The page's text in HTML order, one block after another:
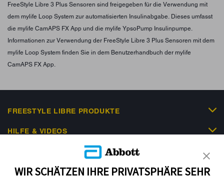
FreeStyle Libre 3 Plus Sensoren sind freigegeben für die Verwendung mit
dem mylife Loop System zur automatisierten Insulinabgabe. Dieses umfasst
die mylife CamAPS FX App und die mylife YpsoPump Insulinpumpe.
Informationen zur Verwendung der FreeStyle Libre 3 Plus Sensoren mit dem
mylife Loop System finden Sie in dem Benutzerhandbuch der mylife
CamAPS FX App.
FREESTYLE LIBRE PRODUKTE
HILFE & VIDEOS
WIR SCHÄTZEN IHRE PRIVATSPHÄRE SEHR